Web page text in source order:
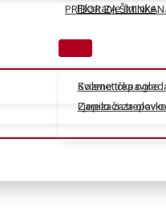
Fiksiranje šminke
Svilene trepavice
Ljepilo za
PRIBOR ZA
Kozmetička
Zarezači za olovke